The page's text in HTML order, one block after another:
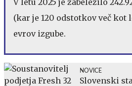
(kar je 120 odstotkov več kot
evrov izgube.
NOVICE
Slovenski